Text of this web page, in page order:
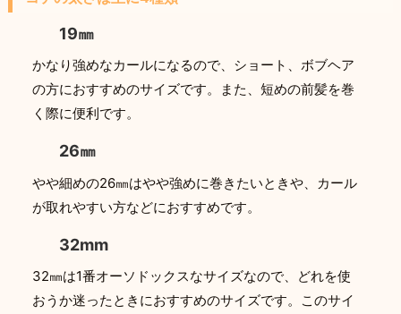
19㎜
かなり強めなカールになるので、ショート、ボブヘア
の方におすすめのサイズです。また、短めの前髪を巻
く際に便利です。
26㎜
やや細めの26㎜はやや強めに巻きたいときや、カール
が取れやすい方などにおすすめです。
32mm
32㎜は1番オーソドックスなサイズなので、どれを使
おうか迷ったときにおすすめのサイズです。このサイ